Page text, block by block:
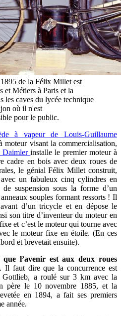
de la Félix Millet est
et Métiers à Paris et la
les caves du lycée technique
où il n'est
pour le public.
à vapeur de Louis-Guillaume
moteur visant la commercialisation,
Daimlerinstalle le premier moteur à
cadre en bois avec deux roues de
le génial Félix Millet construit,
un fabuleux cinq cylindres en
suspension sous la forme d’un
souples formant ressorts ! Il
d’un tricycle et en dépose le
son titre d’inventeur du moteur en
et c’est le moteur qui tourne avec
le moteur fixe en étoile. (En ces
et brevetait ensuite).
l’avenir est aux deux roues
Il faut dire que la concurrence est
a roulé sur 3 km avec la
père le 10 novembre 1885, et la
en 1894, a fait ses premiers
année.